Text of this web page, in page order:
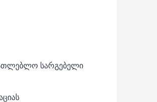
სარგებელი